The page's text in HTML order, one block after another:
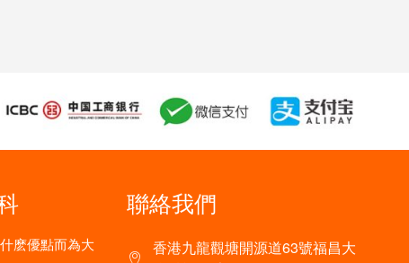
麽優點而為大
聯絡我們
香港九龍觀塘開源道63號福昌大